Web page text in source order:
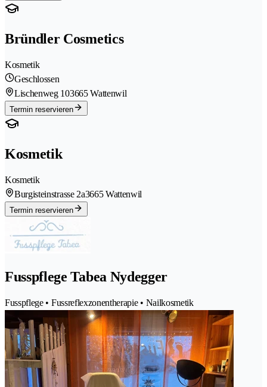
Bründler Cosmetics
Kosmetik
Geschlossen
Lischenweg 103665 Wattenwil
Termin reservieren
Kosmetik
Kosmetik
Burgisteinstrasse 2a3665 Wattenwil
Termin reservieren
Fusspflege Tabea Nydegger
Fusspflege • Fussreflexzonentherapie • Nailkosmetik